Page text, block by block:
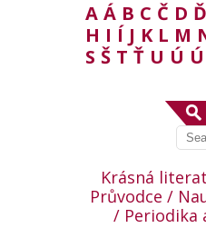
A Á B C Č D Ď
H I Í J K L M
S Š T Ť U Ú Ú
Krásná
Průvodce /
/ Periodika